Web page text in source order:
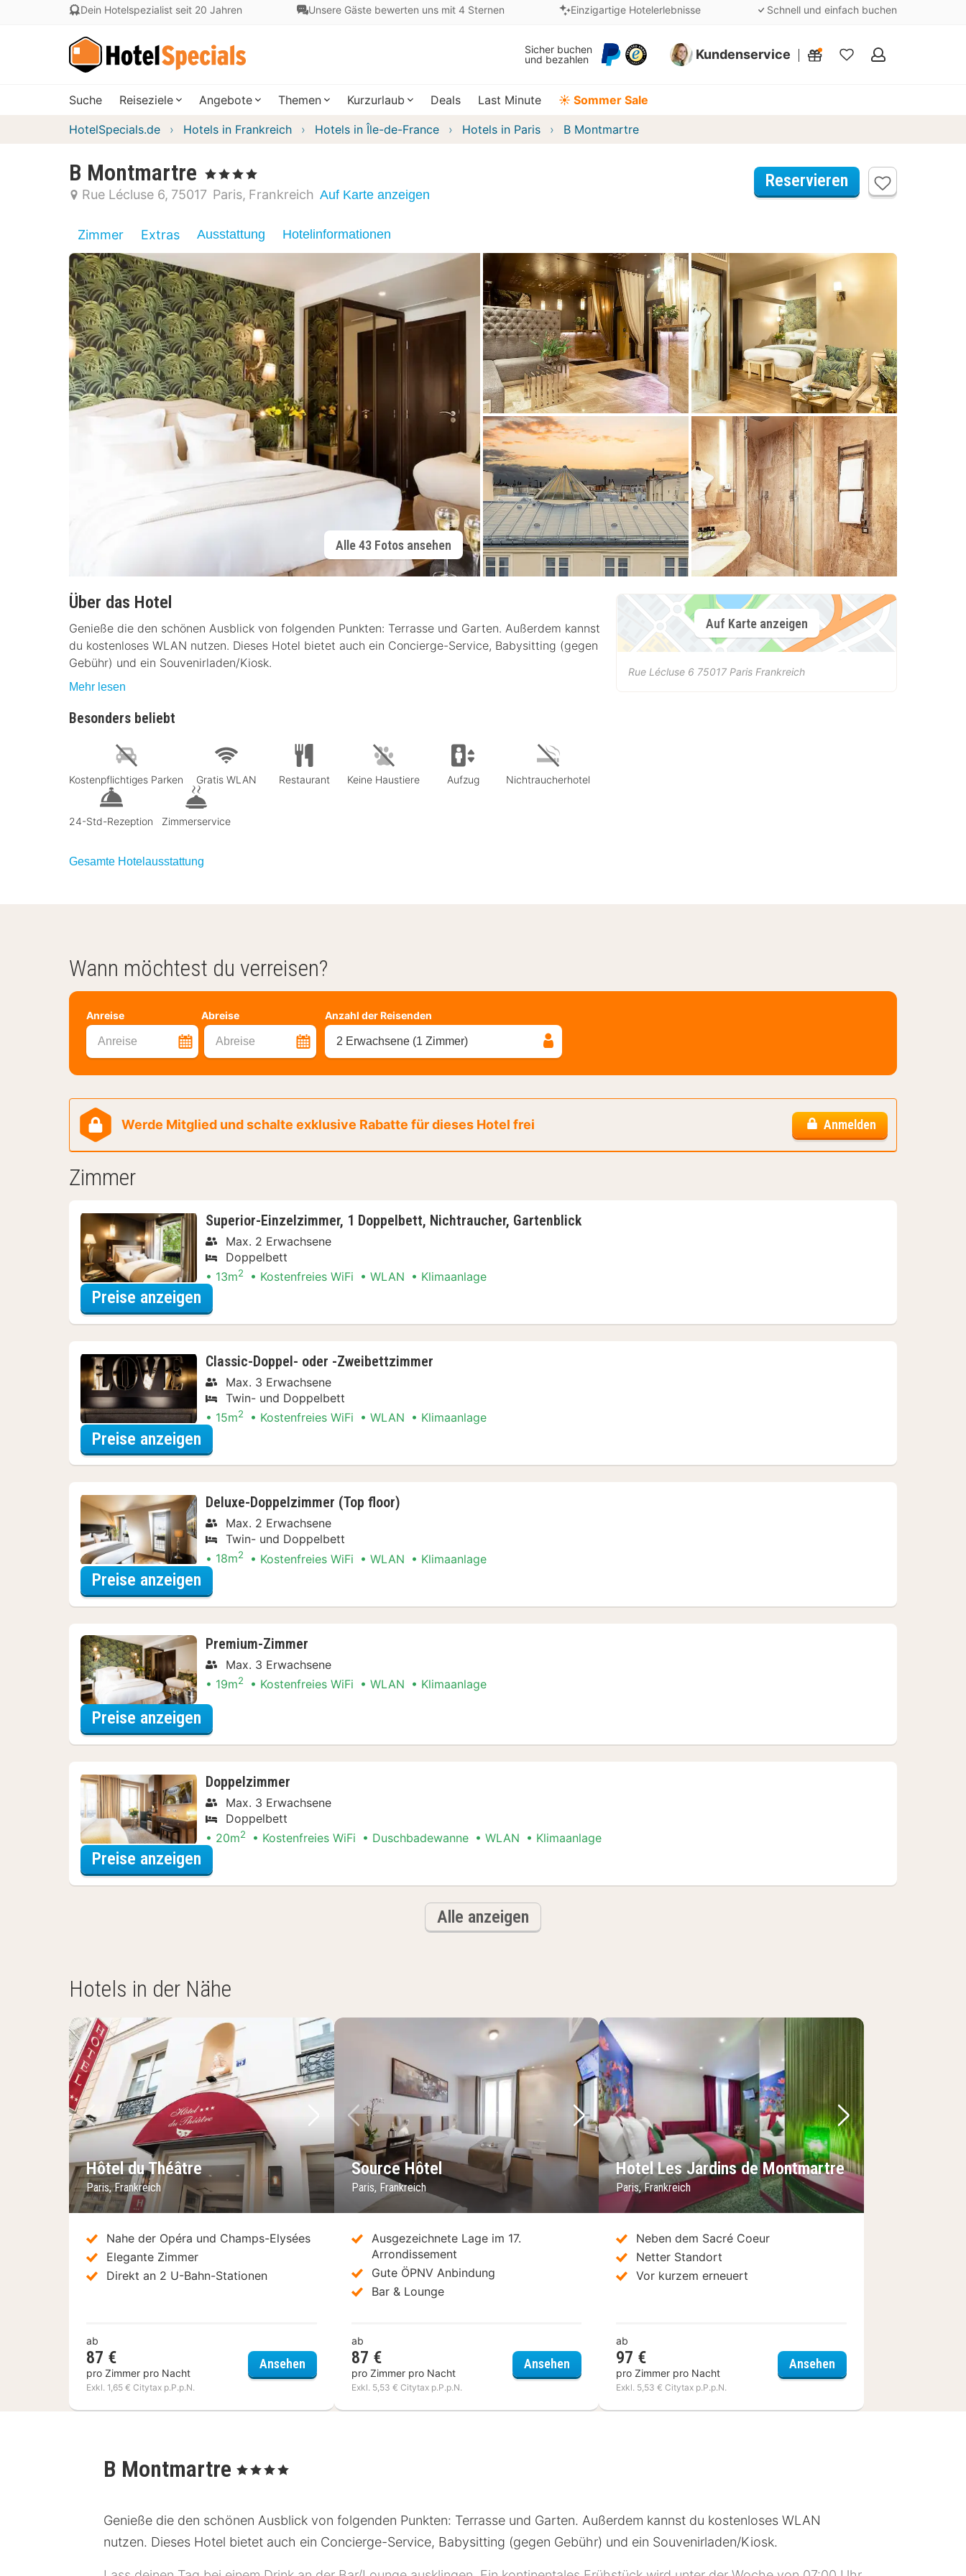
Dein Hotelspezialist seit 20 Jahren Unsere Gäste bewerten uns mit 4 Sternen Einzigartige Hotelerlebnisse Schnell und einfach buchen
Sicher buchen
und bezahlen
Kundenservice
Meine
Suche Reiseziele Angebote Themen Kurzurlaub Deals Last Minute ☀️ Sommer Sale
HotelSpecials.de Hotels in Frankreich Hotels in Île-de-France Hotels in Paris B Montmartre
B Montmartre , 4 Sterne
Rue Lécluse 6 75017 Paris Frankreich Auf Karte anzeigen
Reservieren
Zimmer Extras Ausstattung Hotelinformationen
Alle 43 Fotos ansehen
Über das Hotel
Genieße die den schönen Ausblick von folgenden Punkten: Terrasse und Garten. Außerdem kannst
du kostenloses WLAN nutzen. Dieses Hotel bietet auch ein Concierge-Service, Babysitting (gegen
Gebühr) und ein Souvenirladen/Kiosk.
Mehr lesen
Besonders beliebt
Kostenpflichtiges Parken Gratis WLAN Restaurant Keine Haustiere Aufzug Nichtraucherhotel
24-Std-Rezeption Zimmerservice
Gesamte Hotelausstattung
Auf Karte anzeigen
Rue Lécluse 6 75017 Paris Frankreich
Wann möchtest du verreisen?
Anreise Abreise
Anreise Abreise
Anzahl der Reisenden
2 Erwachsene (1 Zimmer)
Werde Mitglied und schalte exklusive Rabatte für dieses Hotel frei Anmelden
Zimmer
Superior-Einzelzimmer, 1 Doppelbett, Nichtraucher, Gartenblick
Max. 2 Erwachsene
Doppelbett
13m2 Kostenfreies WiFi WLAN Klimaanlage
Preise anzeigen
Classic-Doppel- oder -Zweibettzimmer
Max. 3 Erwachsene
Twin- und Doppelbett
15m2 Kostenfreies WiFi WLAN Klimaanlage
Preise anzeigen
Deluxe-Doppelzimmer (Top floor)
Max. 2 Erwachsene
Twin- und Doppelbett
18m2 Kostenfreies WiFi WLAN Klimaanlage
Preise anzeigen
Premium-Zimmer
Max. 3 Erwachsene
19m2 Kostenfreies WiFi WLAN Klimaanlage
Preise anzeigen
Doppelzimmer
Max. 3 Erwachsene
Doppelbett
20m2 Kostenfreies WiFi Duschbadewanne WLAN Klimaanlage
Preise anzeigen
Alle anzeigen
Hotels in der Nähe
Vorheriges Bild
Nächstes Bild
Hôtel du Théâtre
Paris, Frankreich
Nahe der Opéra und Champs-Elysées
Elegante Zimmer
Direkt an 2 U-Bahn-Stationen
ab
87 €
pro Zimmer pro Nacht
Exkl. 1,65 € Citytax p.P.p.N.
AnsehenHôtel du Théâtre
Vorheriges Bild
Nächstes Bild
Source Hôtel
Paris, Frankreich
Ausgezeichnete Lage im 17.
Arrondissement
Gute ÖPNV Anbindung
Bar & Lounge
ab
87 €
pro Zimmer pro Nacht
Exkl. 5,53 € Citytax p.P.p.N.
Ansehen Source Hôtel
Vorheriges Bild
Nächstes Bild
Hotel Les Jardins de Montmartre
Paris, Frankreich
Neben dem Sacré Coeur
Netter Standort
Vor kurzem erneuert
ab
97 €
pro Zimmer pro Nacht
Exkl. 5,53 € Citytax p.P.p.N.
AnsehenHotel Les Jardins de
B Montmartre , 4 Sterne
Genieße die den schönen Ausblick von folgenden Punkten: Terrasse und Garten. Außerdem kannst du kostenloses WLAN
nutzen. Dieses Hotel bietet auch ein Concierge-Service, Babysitting (gegen Gebühr) und ein Souvenirladen/Kiosk.